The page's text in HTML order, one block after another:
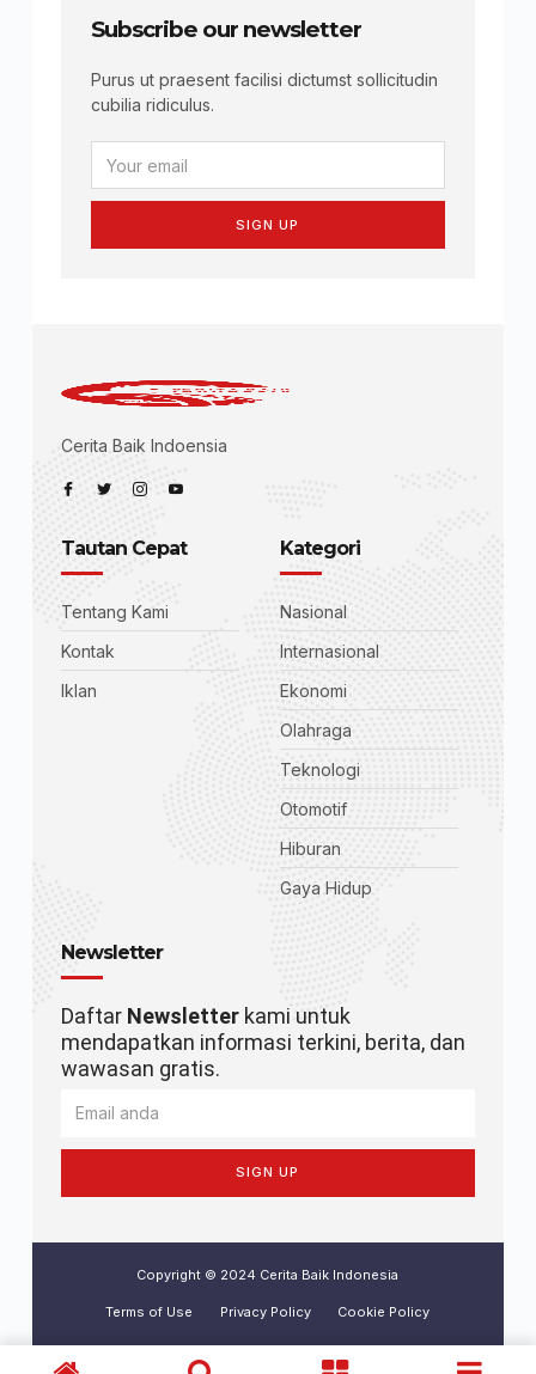
Subscribe our newsletter
Purus ut praesent facilisi dictumst sollicitudin
cubilia ridiculus.
SIGN UP
Cerita Baik Indoensia
Tautan Cepat
Tentang Kami
Kontak
Iklan
Kategori
Nasional
Internasional
Ekonomi
Olahraga
Teknologi
Otomotif
Hiburan
Gaya Hidup
Newsletter
Daftar Newsletterkami untuk
mendapatkan informasi terkini, berita, dan
wawasan gratis.
SIGN UP
Copyright © 2024 Cerita Baik Indonesia
Terms of Use Privacy Policy Cookie Policy